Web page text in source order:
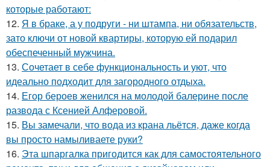
которые работают:
12. Я в браке, а у подруги - ни штампа, ни обязательств,
зато ключи от новой квартиры, которую ей подарил
обеспеченный мужчина.
13. Сочетает в себе функциональность и уют, что
идеально подходит для загородного отдыха.
14. Егор бероев женился на молодой балерине после
развода с Ксенией Алферовой.
15. Вы замечали, что вода из крана льётся, даже когда
вы просто намыливаете руки?
16. Эта шпаргалка пригодится как для самостоятельного